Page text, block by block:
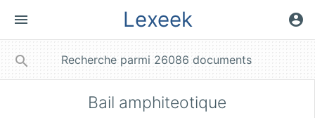
menu Lexeek account_circle
search
Bail amphiteotique